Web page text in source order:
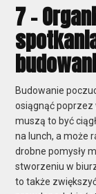
7 -
Budowanie
osiągnąć poprzez
muszą to być
na lunch, a może
drobne pomysły
stworzeniu w
to także